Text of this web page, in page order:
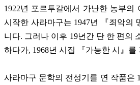
1922년 포르투갈에서 가난한 농부
시작한 사라마구는 1947년 『죄악의
니다. 그러나 이후 19년간 단 한 편의
하다가, 1968년 시집 『가능한 시』
사라마구 문학의 전성기를 연 작품은